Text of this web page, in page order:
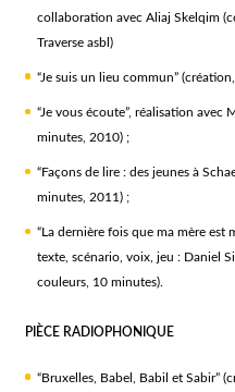
collaboration avec Aliaj Skelqim
Traverse asbl)
“Je suis un lieu commun”
“Je vous écoute”, réalisation
minutes, 2010) ;
“Façons de lire : des jeunes à
minutes, 2011) ;
“La dernière fois que ma mère est
texte, scénario, voix, jeu : Daniel
couleurs, 10 minutes).
PIÈCE RADIOPHONIQUE
“Bruxelles, Babel, Babil et Sabir”